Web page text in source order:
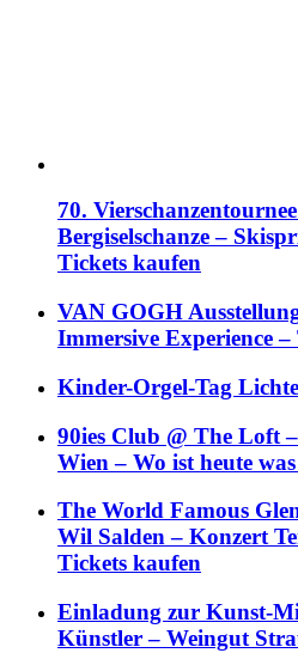
70.
Bergiselschanze –
Tickets kaufen
VAN GOGH
Immersive Experience
Kinder-Orgel-Tag
90ies Club @ The Loft
Wien – Wo ist heute
The World Famous
Wil Salden – Konzert
Tickets kaufen
Einladung zur Kunst-
Künstler – Weingut